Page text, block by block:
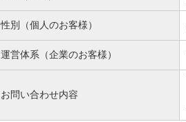
性別（個人のお客様）
運営体系（企業のお客様）
お問い合わせ内容